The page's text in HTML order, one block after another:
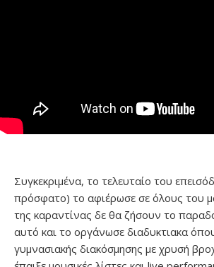
Συγκεκριμένα, το τελευταίο του
πρόσφατο) το αφιέρωσε σε όλους του
της καραντίνας δε θα ζήσουν το
αυτό και το οργάνωσε διαδυκτιακα
γυμνασιακής διακόσμησης με χρυσή